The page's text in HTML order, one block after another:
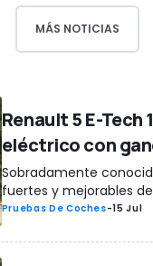
MÁS NOTICIAS
Renault 5 E-Tech
eléctrico con
Sobradamente
fuertes y mejorables
Pruebas De Coches-15 Jul